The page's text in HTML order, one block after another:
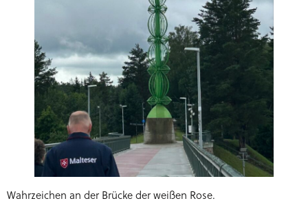
Wahrzeichen an der Brücke der weißen Rose.